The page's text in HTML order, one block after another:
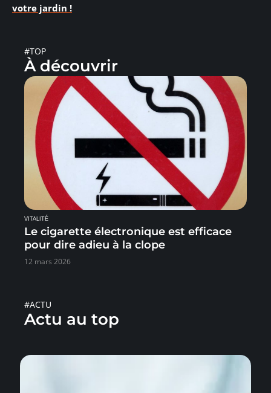
votre jardin !
#TOP
À découvrir
VITALITÉ
Le cigarette électronique est efficace
pour dire adieu à la clope
12 mars 2026
#ACTU
Actu au top